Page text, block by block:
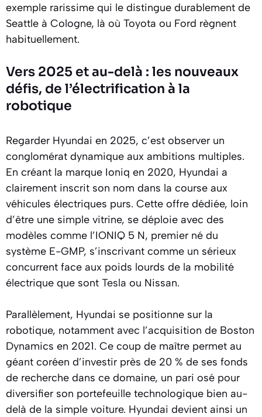
exemple rarissime qui le distingue durablement de
Seattle à Cologne, là où Toyota ou Ford règnent
habituellement.
Vers 2025 et au-delà : les nouveaux
défis, de l’électrification à la
robotique
Regarder Hyundai en 2025, c’est observer un
conglomérat dynamique aux ambitions multiples.
En créant la marque Ioniq en 2020, Hyundai a
clairement inscrit son nom dans la course aux
véhicules électriques purs. Cette offre dédiée, loin
d’être une simple vitrine, se déploie avec des
modèles comme l’IONIQ 5 N, premier né du
système E-GMP, s’inscrivant comme un sérieux
concurrent face aux poids lourds de la mobilité
électrique que sont Tesla ou Nissan.
Parallèlement, Hyundai se positionne sur la
robotique, notamment avec l’acquisition de Boston
Dynamics en 2021. Ce coup de maître permet au
géant coréen d’investir près de 20 % de ses fonds
de recherche dans ce domaine, un pari osé pour
diversifier son portefeuille technologique bien au-
delà de la simple voiture. Hyundai devient ainsi un